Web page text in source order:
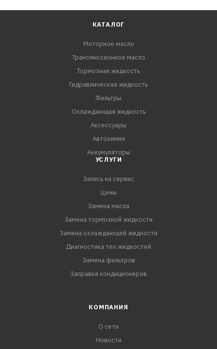
КАТАЛОГ
Моторное масло
Трансмиссионное масло
Тормозная жидкость
Гидравлическая жидкость
Фильтры
Охлаждающая жидкость
Аксессуары
Автохимия
Аккумуляторы
УСЛУГИ
Запись на сервис
Цены
Замена масла
Замена тормозной жидкости
Замена охлаждающей жидкости
Диагностика тех.жидкостей
Замена фильтров
Заправка кондиционеров
КОМПАНИЯ
О сети
Новости